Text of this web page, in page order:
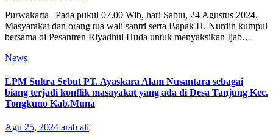
Purwakarta | Pada pukul 07.00 Wib, hari Sabtu, 24 Agustus 2024.
Masyarakat dan orang tua wali santri serta Bapak H. Nurdin kumpul
bersama di Pesantren Riyadhul Huda untuk menyaksikan Ijab…
News
LPM Sultra Sebut PT. Ayaskara Alam Nusantara sebagai
biang terjadi konflik masayakat yang ada di Desa Tanjung Kec.
Tongkuno Kab.Muna
Agu 25, 2024 arab ali